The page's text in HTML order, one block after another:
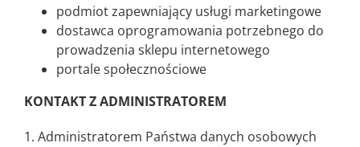
podmiot zapewniający usługi marketingowe
dostawca oprogramowania potrzebnego do
prowadzenia sklepu internetowego
portale społecznościowe
KONTAKT Z ADMINISTRATOREM
1. Administratorem Państwa danych osobowych